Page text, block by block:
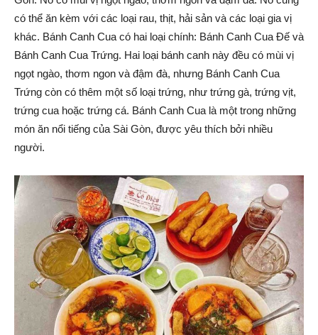
có thể ăn kèm với các loại rau, thịt, hải sản và các loại gia vị
khác. Bánh Canh Cua có hai loại chính: Bánh Canh Cua Đế và
Bánh Canh Cua Trứng. Hai loại bánh canh này đều có mùi vị
ngọt ngào, thơm ngon và đậm đà, nhưng Bánh Canh Cua
Trứng còn có thêm một số loại trứng, như trứng gà, trứng vịt,
trứng cua hoặc trứng cá. Bánh Canh Cua là một trong những
món ăn nổi tiếng của Sài Gòn, được yêu thích bởi nhiều
người.